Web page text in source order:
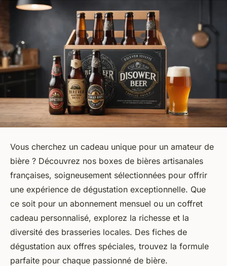
Vous cherchez un cadeau unique pour un amateur de
bière ? Découvrez nos boxes de bières artisanales
françaises, soigneusement sélectionnées pour offrir
une expérience de dégustation exceptionnelle. Que
ce soit pour un abonnement mensuel ou un coffret
cadeau personnalisé, explorez la richesse et la
diversité des brasseries locales. Des fiches de
dégustation aux offres spéciales, trouvez la formule
parfaite pour chaque passionné de bière.